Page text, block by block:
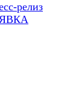
релиз